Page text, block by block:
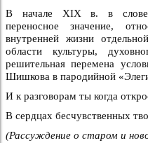
В начале XIX в. в
переносное значение,
внутренней жизни
области культуры,
решительная перемена
Шишкова в пародийной
И к разговорам ты когда
В сердцах бесчувственных
(Рассуждение о старом и